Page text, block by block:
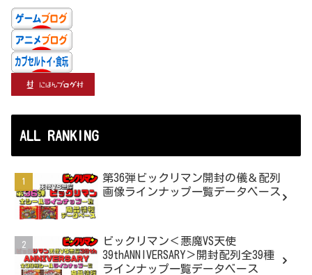
ALL RANKING
第36弾ビックリマン開封の儀＆配列
画像ラインナップ一覧データベース
ビックリマン＜悪魔VS天使
39thANNIVERSARY＞開封配列全39種
ラインナップ一覧データベース